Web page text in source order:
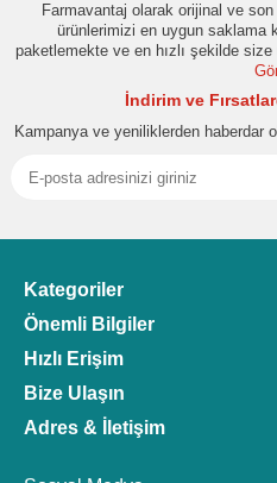
Farmavantaj olarak orijinal ve
ürünlerimizi en uygun saklama
paketlemekte ve en hızlı şekilde size
İndirim ve
Kampanya ve yeniliklerden haberdar
Kategoriler
Önemli Bilgiler
Hızlı Erişim
Bize Ulaşın
Adres & İletişim